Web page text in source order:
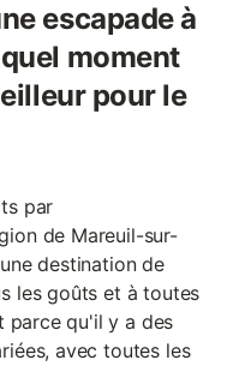
escapade à
moment
pour le
par
de Mareuil-sur-
destination de
les goûts et à toutes
parce qu'il y a des
avec toutes les